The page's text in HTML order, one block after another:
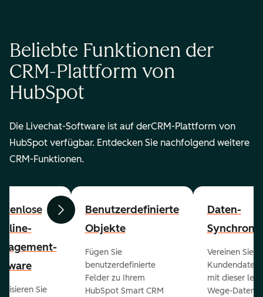
Beliebte Funktionen der
CRM-Plattform von
HubSpot
Die Livechat-Software ist auf derCRM-Plattform von
HubSpot verfügbar. Entdecken Sie nachfolgend weitere
CRM-Funktionen.
ZurückWeiter
Sie
Benutzerdefinierte
Objekte
Fügen Sie
benutzerdefinierte
Felder zu Ihrem
HubSpot Smart CRM
Daten-
Vereinen Sie
Kundendaten
mit dieser
Wege-Daten-